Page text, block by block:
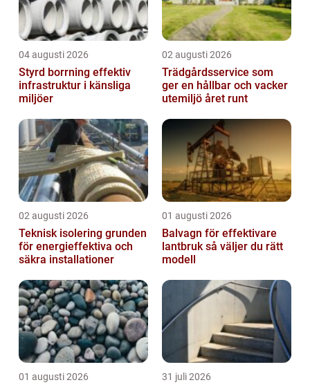
04 augusti 2026
Styrd borrning effektiv
infrastruktur i känsliga
miljöer
02 augusti 2026
Trädgårdsservice som
ger en hållbar och vacker
utemiljö året runt
02 augusti 2026
Teknisk isolering grunden
för energieffektiva och
säkra installationer
01 augusti 2026
Balvagn för effektivare
lantbruk så väljer du rätt
modell
01 augusti 2026 31 juli 2026